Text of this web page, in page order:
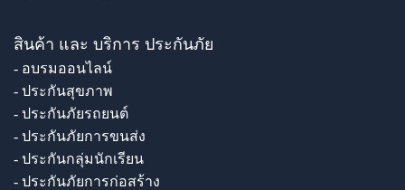
สินค้า และ บริการ ประกันภัย
- อบรมออนไลน์
- ประกันสุขภาพ
- ประกันภัยรถยนต์
- ประกันภัยการขนส่ง
- ประกันกลุ่มนักเรียน
- ประกันภัยการก่อสร้าง